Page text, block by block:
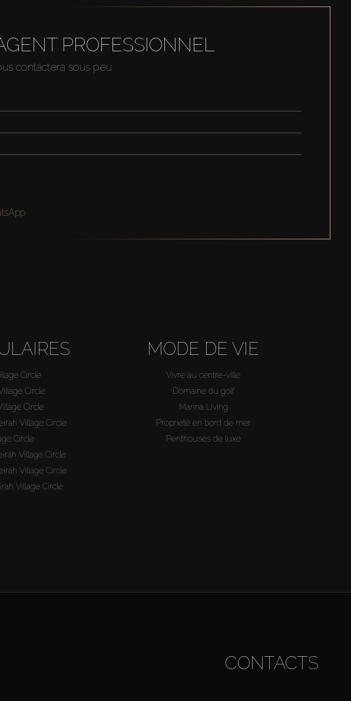
PROFESSIONNEL
contactera sous peu
Circle
Circle
Circle
Village Circle
Circle
Village Circle
Village Circle
Village Circle
MODE DE VIE
Vivre au centre-ville
Domaine du golf
Marina Living
Propriété en bord de mer
Penthouses de luxe
CONTACTS